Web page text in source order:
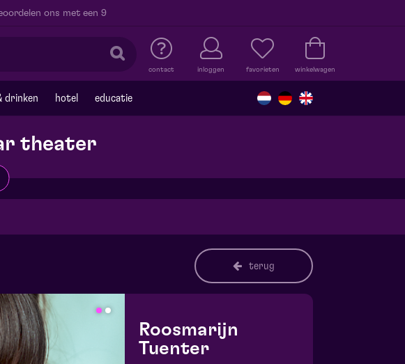
ons met een 9
contact inloggen favorieten winkelwagen
drinken hotel educatie
theater
terug
Roosmarijn
Tuenter